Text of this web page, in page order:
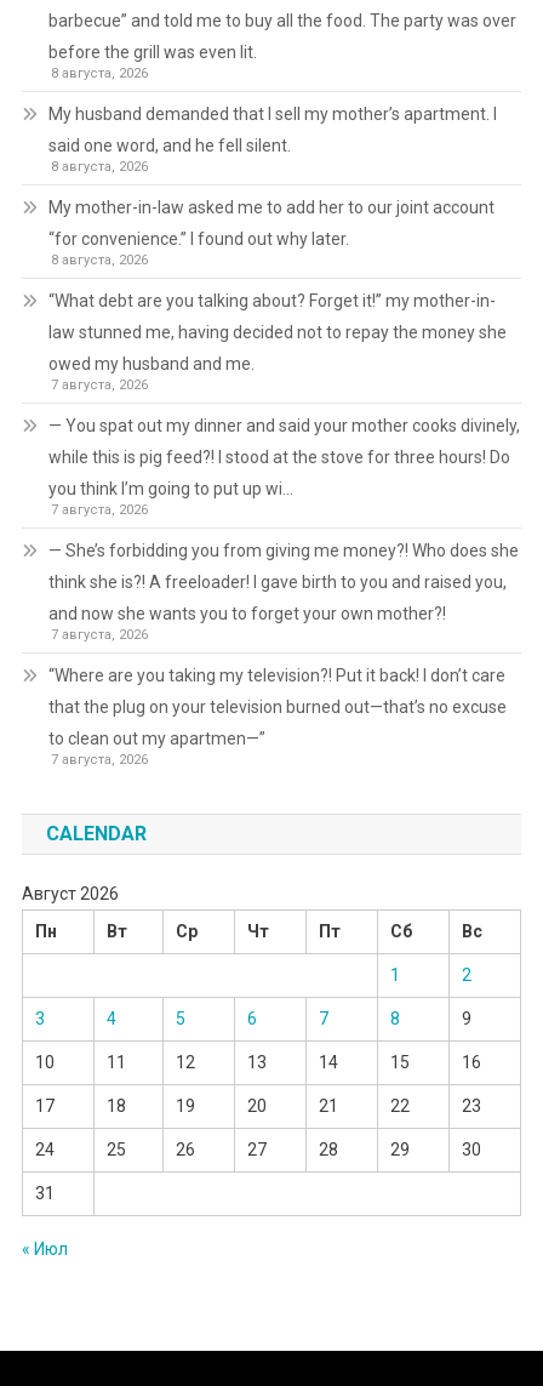
barbecue” and told me to buy all the food. The party was over
before the grill was even lit.
8 августа, 2026
My husband demanded that I sell my mother’s apartment. I
said one word, and he fell silent.
8 августа, 2026
My mother-in-law asked me to add her to our joint account
“for convenience.” I found out why later.
8 августа, 2026
“What debt are you talking about? Forget it!” my mother-in-
law stunned me, having decided not to repay the money she
owed my husband and me.
7 августа, 2026
— You spat out my dinner and said your mother cooks divinely,
while this is pig feed?! I stood at the stove for three hours! Do
you think I’m going to put up wi…
7 августа, 2026
— She’s forbidding you from giving me money?! Who does she
think she is?! A freeloader! I gave birth to you and raised you,
and now she wants you to forget your own mother?!
7 августа, 2026
“Where are you taking my television?! Put it back! I don’t care
that the plug on your television burned out—that’s no excuse
to clean out my apartmen—”
7 августа, 2026
CALENDAR
Август 2026
Пн
Вт Ср Чт Пт Сб Вс
1 2
3 4 5 6 7 8 9
10 11 12 13 14 15 16
17 18 19 20 21 22 23
24 25 26 27 28 29 30
31
« Июл